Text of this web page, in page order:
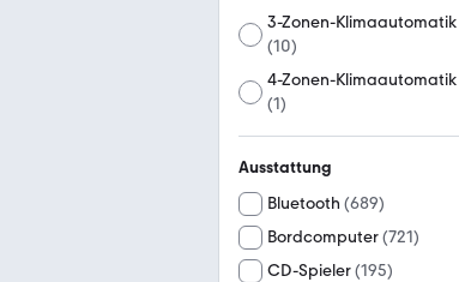
3-Zonen-Klimaautomatik
(10)
4-Zonen-Klimaautomatik
(1)
Ausstattung
Bluetooth (689)
Bordcomputer(721)
CD-Spieler(195)